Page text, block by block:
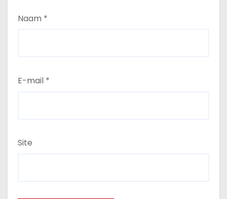
Naam *
E-mail *
Site